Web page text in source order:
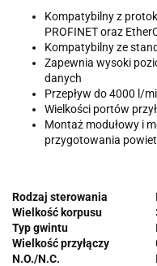
Kompatybilny z
PROFINET oraz
Kompatybilny ze
Zapewnia wysoki
danych
Przepływ do 4000 l/
Wielkości portów
Montaż modułowy i
przygotowania
Rodzaj sterowania
Wielkość korpusu
Typ gwintu
Wielkość przyłączy
N.O./N.C.